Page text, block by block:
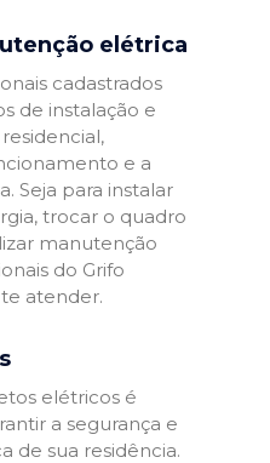
elétrica
cadastrados
de instalação e
e a
Seja para instalar
trocar o quadro
manutenção
do Grifo
atender.
elétricos é
a segurança e
de sua residência.